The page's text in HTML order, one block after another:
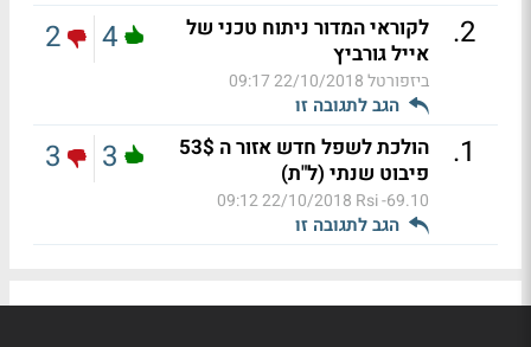
2
.
לקוראי המדור ניתוח טכני של
אייל גורביץ
ביזפורטל22/10/2018 09:17
הגב לתגובה זו
4
2
1
.
הולכת לשפל חדש אזור ה 53$
פיבוט שנתי (ל"ת)
Rsi -69.10
22/10/2018 09:12
הגב לתגובה זו
3
3